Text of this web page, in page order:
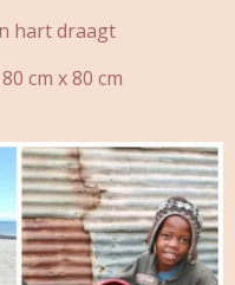
hart draagt
cm x 80 cm